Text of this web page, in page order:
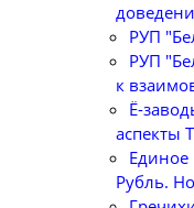
РУП
РУП
к
Ё-
аспекты
Единое
Рубль.